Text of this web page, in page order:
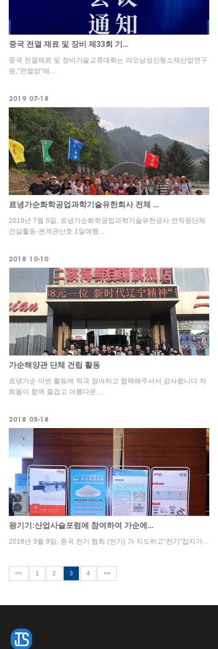
중국 전열 재료 및 장비 제33회 기...
중국 전열재료 및 장비기술교류대회는 랴오닝성신형소재산업연구
원,"전열망"에...
2019 07-18
료녕가순화학공업과학기술유한회사 전체 ...
2019년 7월 5일, 료녕가순화학공업과학기술유한공사 전직원단체
건설활동-본계관산호 1일여행...
2018 10-10
가순해양관 단체 건립 활동
료녕가순 이번 활동에 적극 참여하고 협력해주셔서 감사합니다 저
희들이 함께 즐겁고 아름다운 ...
2018 05-18
왕기기:산업사슬포럼에 참여하여 가순에...
2018년 3월 9일, 중국 전기 협회 (전기) 가 지도하고"전기"잡지가...
<< 1 2 3 4 >>